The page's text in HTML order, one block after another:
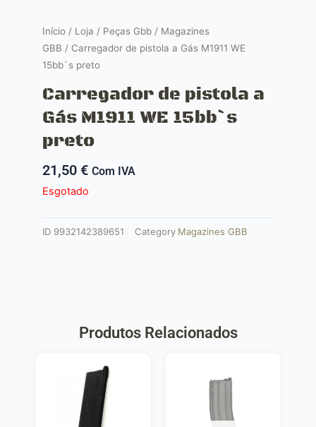
Início / Loja / Peças Gbb / Magazines
GBB / Carregador de pistola a Gás M1911 WE
15bb`s preto
Carregador de pistola a
Gás M1911 WE 15bb`s
preto
21,50 € Com IVA
Esgotado
ID 9932142389651 Category Magazines GBB
Produtos Relacionados